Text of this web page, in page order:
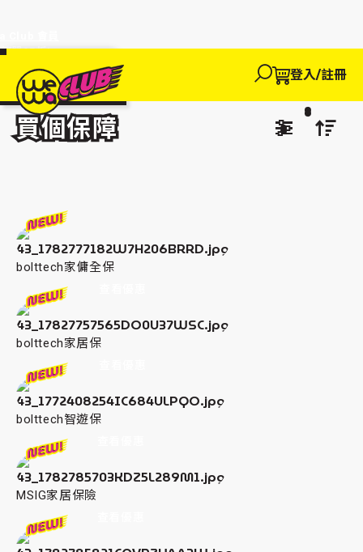
單95折!
輸入優惠
即
達95折!
登入/註冊
We買 We玩 We賺
探索
WeWa
卡
主頁 We 買 買個保障
買個保障
bolttech家傭全保
bolttech家居保
bolttech智遊保
MSIG家居保險